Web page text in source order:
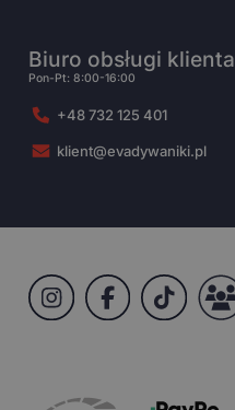
Biuro obsługi klienta
Pon-Pt: 8:00-16:00
+48 732 125 401
klient@evadywaniki.pl